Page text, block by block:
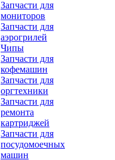
Запчасти для
мониторов
Запчасти для
аэрогрилей
Чипы
Запчасти для
кофемашин
Запчасти для
оргтехники
Запчасти для
ремонта
картриджей
Запчасти для
посудомоечных
машин